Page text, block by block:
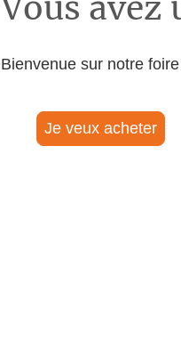
Bienvenue sur notre
Je veux acheter